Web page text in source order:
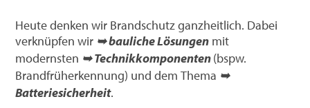
Heute denken wir Brandschutz ganzheitlich. Dabei
verknüpfen wir ➥ bauliche Lösungen mit
modernsten ➥ Technikkomponenten(bspw.
Brandfrüherkennung) und dem Thema ➥
Batteriesicherheit.